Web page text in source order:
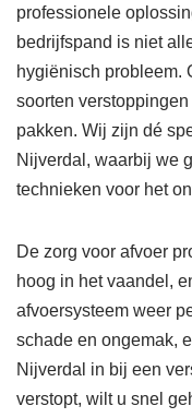
professionele
bedrijfspand is niet
hygiënisch probleem.
soorten
pakken. Wij zijn dé
Nijverdal, waarbij we
technieken voor het
De zorg voor afvoer
hoog in het vaandel,
afvoersysteem weer
schade en ongemak,
Nijverdal in bij een
verstopt, wilt u snel